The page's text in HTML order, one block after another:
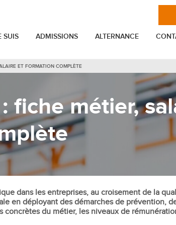
fiche métier,
ET FORMATION COMPLÈTE
dans les entreprises, au croisement de la
en déployant des démarches de prévention,
concrètes du métier, les niveaux de
VIE ÉTUDIANTE
Toutes les actualités de
Les associations étudiantes
Se loger à Paris en étudiant
ENTREPRISE
Entreprise
Projets professionnels
Client
MASTÈRES
Mastère Stratégie et
Mastère Marketing Digital
Mastère Ingénieur
Mastère Entrepreneuriat
Mastère Marketing et
Mastère Communication
réseaux sociaux et
SUIS ADMISSIONS ALTERNANCE